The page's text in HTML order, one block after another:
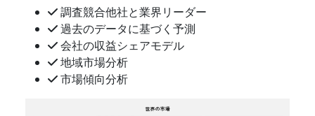
調査競合他社と業界リーダー
過去のデータに基づく予測
会社の収益シェアモデル
地域市場分析
市場傾向分析